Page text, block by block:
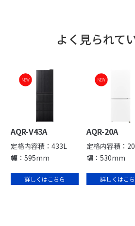
よく見られて
NEW
AQR-V43A
定格内容積：433L
幅：595mm
詳しくはこちら
NEW
AQR-20A
定格内容積：
幅：530mm
詳しくはこ